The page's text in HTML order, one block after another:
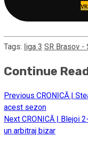
Tags: liga 3 SR Brasov -
Continue
Previous CRONICĂ |
acest sezon
Next CRONICĂ | Blejoi
un arbitraj bizar